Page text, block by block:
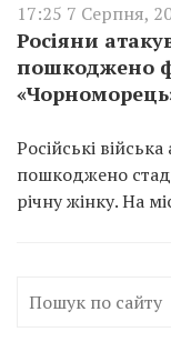
17:25 7 Серпня,
Росіяни
пошкоджено
Російські
пошкоджено
річну жінку. На